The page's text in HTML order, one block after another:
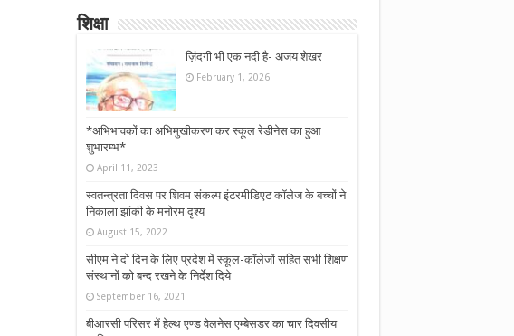
शिक्षा
ज़िंदगी भी एक नदी है- अजय शेखर
February 1, 2026
*अभिभावकों का अभिमुखीकरण कर स्कूल रेडीनेस का हुआ
शुभारम्भ*
April 11, 2023
स्वतन्त्रता दिवस पर शिवम संकल्प इंटरमीडिएट कॉलेज के बच्चों ने
निकाला झांकी के मनोरम दृश्य
August 15, 2022
सीएम ने दो दिन के लिए प्रदेश में स्कूल-कॉलेजों सहित सभी शिक्षण
संस्थानों को बन्द रखने के निर्देश दिये
September 16, 2021
बीआरसी परिसर में हेल्थ एण्ड वेलनेस एम्बेसडर का चार दिवसीय